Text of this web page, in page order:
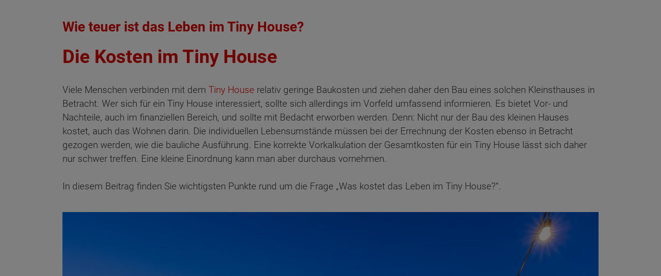
Wie teuer ist das Leben im Tiny House?
Die Kosten im Tiny House
Viele Menschen verbinden mit dem Tiny House relativ geringe Baukosten und ziehen daher den Bau eines solchen Kleinsthauses in
Betracht. Wer sich für ein Tiny House interessiert, sollte sich allerdings im Vorfeld umfassend informieren. Es bietet Vor- und
Nachteile, auch im finanziellen Bereich, und sollte mit Bedacht erworben werden. Denn: Nicht nur der Bau des kleinen Hauses
kostet, auch das Wohnen darin. Die individuellen Lebensumstände müssen bei der Errechnung der Kosten ebenso in Betracht
gezogen werden, wie die bauliche Ausführung. Eine korrekte Vorkalkulation der Gesamtkosten für ein Tiny House lässt sich daher
nur schwer treffen. Eine kleine Einordnung kann man aber durchaus vornehmen.
In diesem Beitrag finden Sie wichtigsten Punkte rund um die Frage „Was kostet das Leben im Tiny House?“.